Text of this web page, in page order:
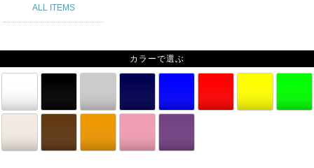
ALL ITEMS
カラーで選ぶ